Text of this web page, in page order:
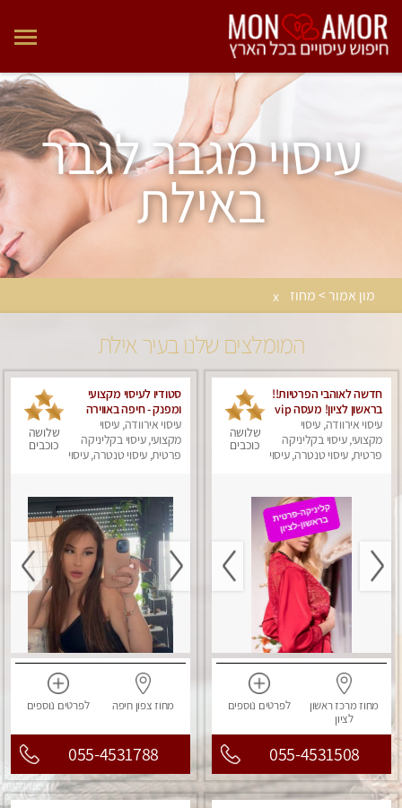
עיסוי מגבר לגבר
באילת
מון אמור > מחוז x
המומלצים שלנו בעיר אילת
חדשה לאוהבי הפרטיות!!
בראשון לציון! מעסה vip
מפנקת בקליניקה פרטית
לחלוטין!!! לבד! לרציניים
בלבד! מומלץ!
עיסוי אירוודה, עיסוי
מקצועי, עיסוי בקליניקה
פרטית, עיסוי טנטרה, עיסוי
שלושה
כוכבים
מחוז מרכזראשון
לציון
לפרטים נוספים
055-4531508
סטודיו לעיסוי מקצועי
ומפנק - חיפה באווירה
נעימה ושקטה
עיסוי אירוודה, עיסוי
מקצועי, עיסוי בקליניקה
פרטית, עיסוי טנטרה, עיסוי
שלושה
כוכבים
מחוז צפוןחיפה לפרטים נוספים
055-4531788